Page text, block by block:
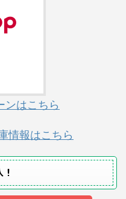
ンはこちら
情報はこちら